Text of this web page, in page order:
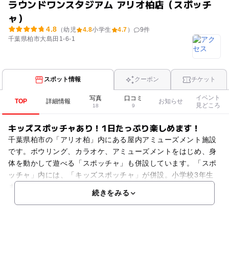
ラウンドワンスタジアム アリオ柏店（スポッチ
ャ）
4.8 （幼児 4.8小学生 4.7 ） 9件
千葉県柏市大島田1-6-1
スポット情報 クーポン チケット
TOP 詳細情報 写真
18
口コミ
9
お知らせ
イベント
見どころ
キッズスポッチャあり！1日たっぷり楽しめます！
千葉県柏市の「アリオ柏」内にある屋内アミューズメント施設
です。ボウリング、カラオケ、アミューズメントをはじめ、身
体を動かして遊べる「スポッチャ」も併設しています。「スポ
ッチャ」内には、「キッズスポッチャ」が併設。小学校3年生
続きをみる